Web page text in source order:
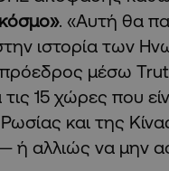
. «Αυτή θα
ιστορία των
μέσω
15 χώρες που
και της
αλλιώς να μην